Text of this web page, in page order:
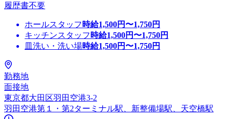
履歴書不要
ホールスタッフ 時給1,500円〜1,750円
キッチンスタッフ 時給1,500円〜1,750円
皿洗い・洗い場時給1,500円〜1,750円
勤務地
面接地
東京都大田区羽田空港3-2
羽田空港第１・第2ターミナル駅、新整備場駅、天空橋駅